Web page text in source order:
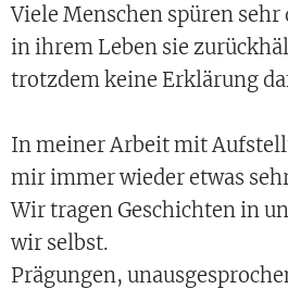
Viele Menschen spüren sehr
in ihrem Leben sie
trotzdem keine Erklärung
In meiner Arbeit mit
mir immer wieder etwas
Wir tragen Geschichten in
wir selbst.
Prägungen,